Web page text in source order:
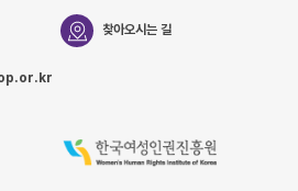
찾아오시는 길